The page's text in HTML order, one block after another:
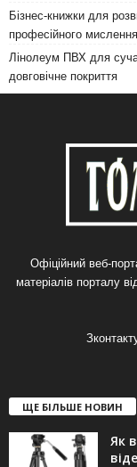
Бізнес-книжки для
професійного мислення
Лінолеум ПВХ для
довговічне покриття
Офіційний веб-
матеріалів порталу
ЩЕ БІЛЬШЕ НОВИН
Як